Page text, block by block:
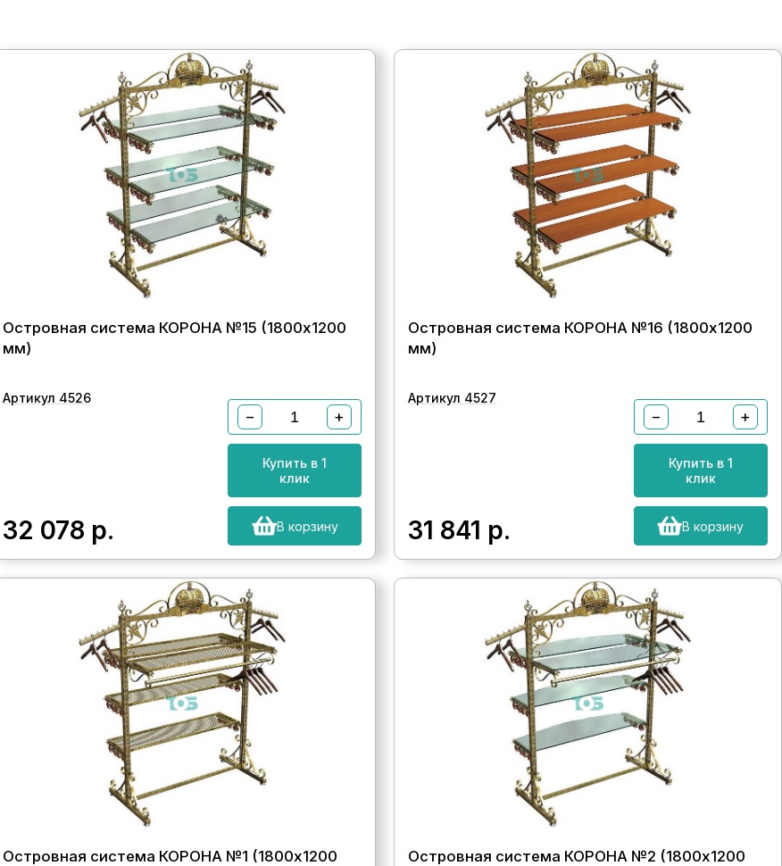
Островная система КОРОНА №15 (1800х1200
мм)
Артикул 4526
32 078 р.
− +
Купить в 1
клик
В корзину
Островная система КОРОНА №16 (1800х1200
мм)
Артикул 4527
31 841 р.
− +
Купить в 1
клик
В корзину
Островная система КОРОНА №1 (1800х1200
Островная система КОРОНА №2 (1800х1200